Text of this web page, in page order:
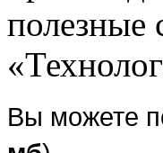
полезные
Вы можете